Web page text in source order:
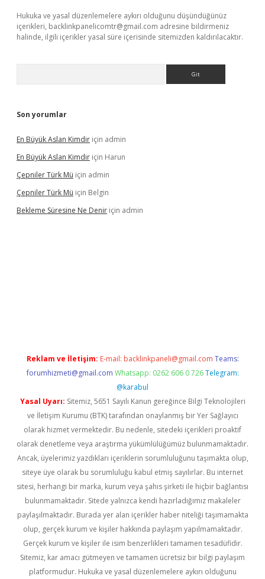
Hukuka ve yasal düzenlemelere aykırı olduğunu düşündüğünüz
içerikleri, backlinkpanelicomtr@gmail.com adresine bildirmeniz
halinde, ilgili içerikler yasal süre içerisinde sitemizden kaldırılacaktır.
Son yorumlar
En Büyük Aslan Kimdir için admin
En Büyük Aslan Kimdir için Harun
Çepniler Türk Mü için admin
Çepniler Türk Mü için Belgin
Bekleme Süresine Ne Denir için admin
Reklam ve İletişim: E-mail: backlinkpaneli@gmail.com Teams:
forumhizmeti@gmail.com Whatsapp: 0262 606 0 726 Telegram:
@karabul
Yasal Uyarı: Sitemiz, 5651 Sayılı Kanun gereğince Bilgi Teknolojileri
ve İletişim Kurumu (BTK) tarafından onaylanmış bir Yer Sağlayıcı
olarak hizmet vermektedir. Bu nedenle, sitedeki içerikleri proaktif
olarak denetleme veya araştırma yükümlülüğümüz bulunmamaktadır.
Ancak, üyelerimiz yazdıkları içeriklerin sorumluluğunu taşımakta olup,
siteye üye olarak bu sorumluluğu kabul etmiş sayılırlar. Bu internet
sitesi, herhangi bir marka, kurum veya şahıs şirketi ile hiçbir bağlantısı
bulunmamaktadır. Sitede yalnızca kendi hazırladığımız makaleler
paylaşılmaktadır. Burada yer alan içerikler haber niteliği taşımamakta
olup, gerçek kurum ve kişiler hakkında paylaşım yapılmamaktadır.
Gerçek kurum ve kişiler ile isim benzerlikleri tamamen tesadüfidir.
Sitemiz, kar amacı gütmeyen ve tamamen ücretsiz bir bilgi paylaşım
platformudur. Hukuka ve yasal düzenlemelere aykırı olduğunu